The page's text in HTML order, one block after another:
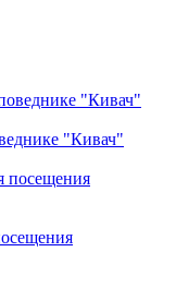
"Кивач"